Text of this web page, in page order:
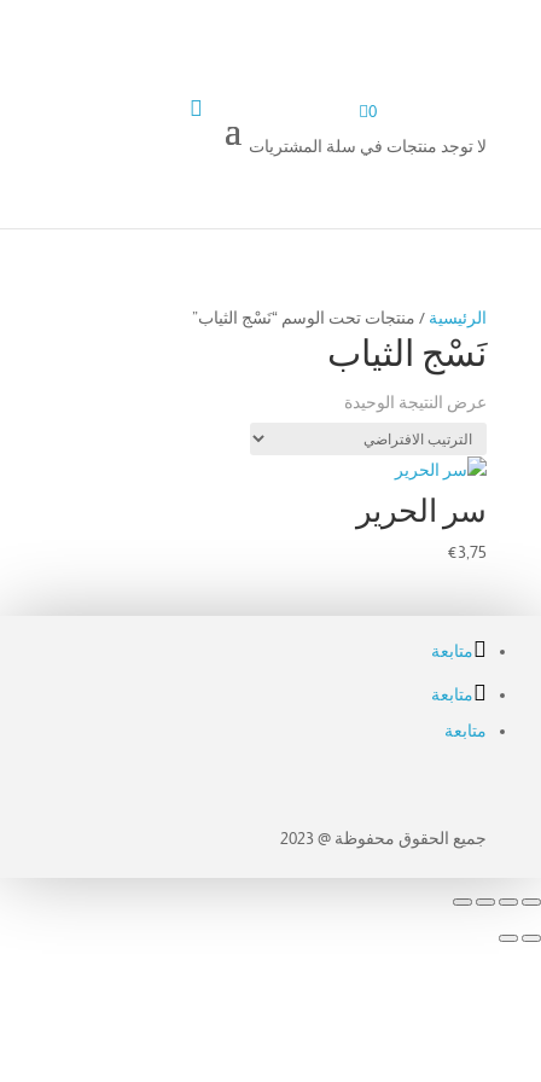
0
لا توجد منتجات في سلة المشتريات

الرئيسية / منتجات تحت الوسم “نَسْج الثياب”
نَسْج الثياب
عرض النتيجة الوحيدة
سر الحرير
€3,75
متابعة
متابعة
متابعة
جميع الحقوق محفوظة @ 2023